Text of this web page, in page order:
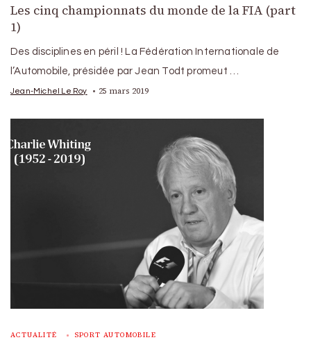
Les cinq championnats du monde de la FIA (part
1)
Des disciplines en péril ! La Fédération Internationale de
l’Automobile, présidée par Jean Todt promeut …
Jean-Michel Le Roy 25 mars 2019
ACTUALITÉ SPORT AUTOMOBILE